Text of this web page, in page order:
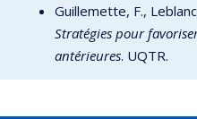
Guillemette, F.,
Stratégies pour
antérieures. UQTR.